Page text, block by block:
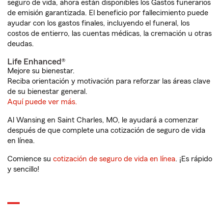
seguro de vida, ahora están disponibles los Gastos funerarios
de emisión garantizada. El beneficio por fallecimiento puede
ayudar con los gastos finales, incluyendo el funeral, los
costos de entierro, las cuentas médicas, la cremación u otras
deudas.
Life Enhanced®
Mejore su bienestar.
Reciba orientación y motivación para reforzar las áreas clave
de su bienestar general.
Aquí puede ver más.
Al Wansing en Saint Charles, MO, le ayudará a comenzar
después de que complete una cotización de seguro de vida
en línea.
Comience su cotización de seguro de vida en línea. ¡Es rápido
y sencillo!